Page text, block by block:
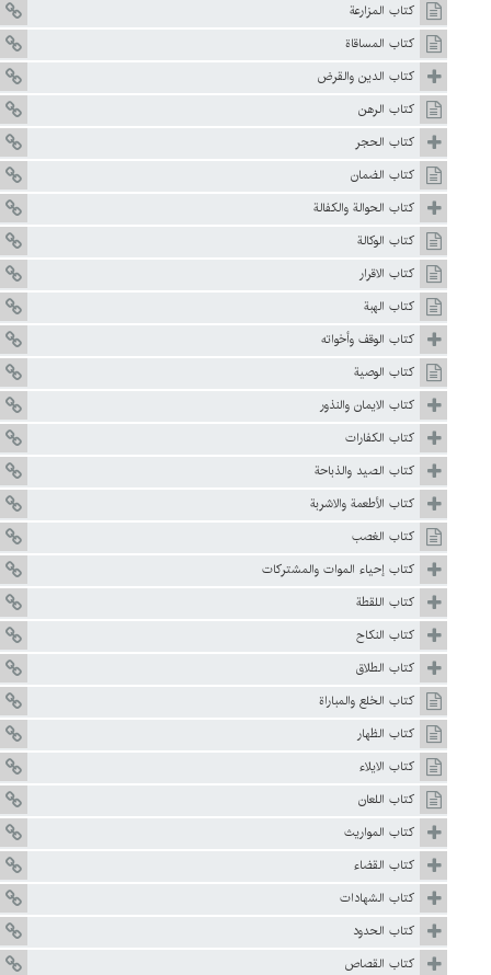
كتاب المزارعة
كتاب المساقاة
كتاب الدين والقرض
كتاب الرهن
كتاب الحجر
كتاب الضمان
كتاب الحوالة والكفالة
كتاب الوكالة
كتاب الاقرار
كتاب الهبة
كتاب الوقف وأخواته
كتاب الوصية
كتاب الايمان والنذور
كتاب الكفارات
كتاب الصيد والذباحة
كتاب الأطعمة والاشربة
كتاب الغصب
كتاب إحياء الموات والمشتركات
كتاب اللقطة
كتاب النكاح
كتاب الطلاق
كتاب الخلع والمباراة
كتاب الظهار
كتاب الايلاء
كتاب اللعان
كتاب المواريث
كتاب القضاء
كتاب الشهادات
كتاب الحدود
كتاب القصاص